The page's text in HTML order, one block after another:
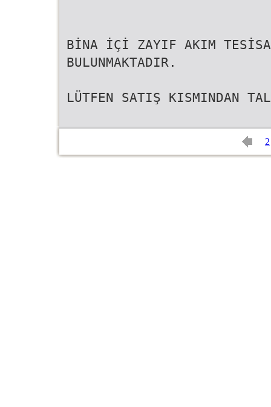
BİNA İÇİ ZAYIF AKIM
BULUNMAKTADIR.
LÜTFEN SATIŞ KISMINDAN
2